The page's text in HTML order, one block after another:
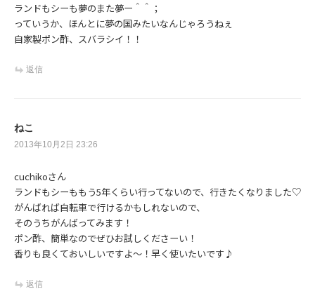
ランドもシーも夢のまた夢ー＾＾；
っていうか、ほんとに夢の国みたいなんじゃろうねぇ
自家製ポン酢、スバラシイ！！
返信
ねこ
2013年10月2日 23:26
cuchikoさん
ランドもシーももう5年くらい行ってないので、行きたくなりました♡
がんばれば自転車で行けるかもしれないので、
そのうちがんばってみます！
ポン酢、簡単なのでぜひお試しくださーい！
香りも良くておいしいですよ～！早く使いたいです♪
返信